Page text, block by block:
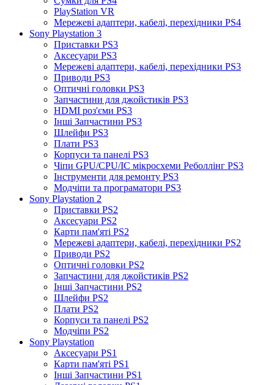
PlayStation VR
Мережеві адаптери, кабелі, перехідники PS4
Sony Playstation 3
Приставки PS3
Аксесуари PS3
Мережеві адаптери, кабелі, перехідники PS3
Приводи PS3
Оптичні головки PS3
Запчастини для джойстиків PS3
HDMI роз'єми PS3
Інші Запчастини PS3
Шлейфи PS3
Плати PS3
Корпуси та панелі PS3
Чіпи GPU/CPU/IC мікросхеми Реболлінг PS3
Інструменти для ремонту PS3
Модчіпи та програматори PS3
Sony Playstation 2
Приставки PS2
Аксесуари PS2
Карти пам'яті PS2
Мережеві адаптери, кабелі, перехідники PS2
Приводи PS2
Оптичні головки PS2
Запчастини для джойстиків PS2
Інші Запчастини PS2
Шлейфи PS2
Плати PS2
Корпуси та панелі PS2
Модчіпи PS2
Sony Playstation
Аксесуари PS1
Карти пам'яті PS1
Інші Запчастини PS1